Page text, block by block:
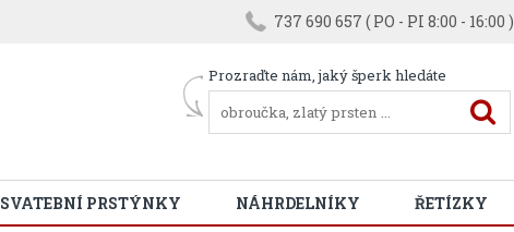
737 690 657 ( PO - PI 8:00 - 16:00 )
Prozraďte nám, jaký šperk hledáte
SVATEBNÍ PRSTÝNKY NÁHRDELNÍKY ŘETÍZKY